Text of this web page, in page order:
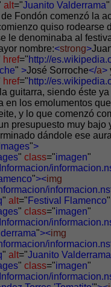
alt="Juanito Valderrama"
Fondón comenzó la
quiso rodearse
le denominaba al
nombre:<strong>
href="http://
" >José Sorroche</a>
href="http://
guitarra, siendo éste
en los emolumentos
y lo que comenzó
presupuesto muy bajo
dándole ese
">
" class="imagen"
"><img
" alt=" Festival Flamenco"
" class="imagen"
"><img
" alt="Juanito Valderrama
" class="imagen"